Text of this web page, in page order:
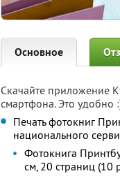
Основное
Скачайте приложение
смартфона. Это удобно
Печать фотокниг
национального
Фотокнига
см, 20 страниц (10